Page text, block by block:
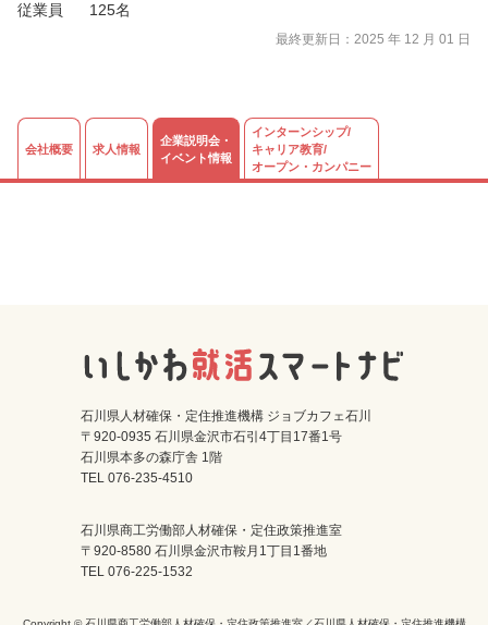
従業員
125名
最終更新日：2025 年 12 月 01 日
会社概要 求人情報
企業説明会・
イベント情報
インターンシップ/
キャリア教育/
オープン・カンパニー
石川県人材確保・定住推進機構 ジョブカフェ石川
〒920-0935 石川県金沢市石引4丁目17番1号
石川県本多の森庁舎 1階
TEL 076-235-4510
石川県商工労働部人材確保・定住政策推進室
〒920-8580 石川県金沢市鞍月1丁目1番地
TEL 076-225-1532